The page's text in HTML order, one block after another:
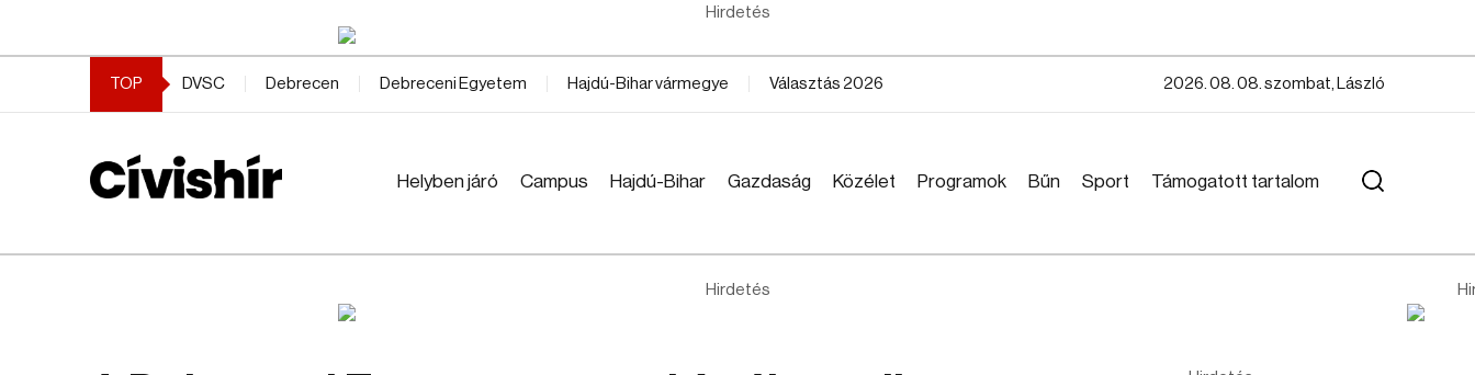
Hirdetés
TOP DVSC Debrecen Debreceni Egyetem Hajdú-Bihar vármegye Választás 2026 2026. 08. 08. szombat, László
Helyben járó Campus Hajdú-Bihar Gazdaság Közélet Programok Bűn Sport Támogatott tartalom
Hirdetés